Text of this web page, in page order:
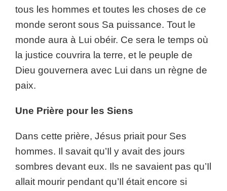
tous les hommes et toutes les choses de ce
monde seront sous Sa puissance. Tout le
monde aura à Lui obéir. Ce sera le temps où
la justice couvrira la terre, et le peuple de
Dieu gouvernera avec Lui dans un règne de
paix.
Une Prière pour les Siens
Dans cette prière, Jésus priait pour Ses
hommes. Il savait qu’Il y avait des jours
sombres devant eux. Ils ne savaient pas qu’Il
allait mourir pendant qu’Il était encore si